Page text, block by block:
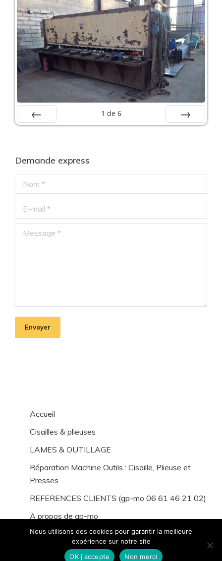
1 de 6
Demande express
Nom *
E-mail *
Message *
Envoyer
Accueil
Cisailles & plieuses
LAMES & OUTILLAGE
Réparation Machine Outils : Cisaille, Plieuse et
Presses
REFERENCES CLIENTS (gp-mo 06 61 46 21 02)
A propos de gp-mo
Nous utilisons des cookies pour garantir la meilleure
expérience sur notre site
OK j'accepte
Non merci